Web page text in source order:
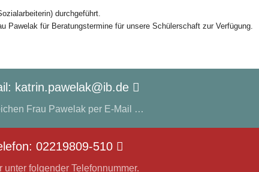
durchgeführt.
Pawelak für Beratungstermine für unsere Schülerschaft zur Verfügung.
katrin.pawelak@ib.de
Frau Pawelak per E-Mail …
02219809-510
folgender Telefonnummer.